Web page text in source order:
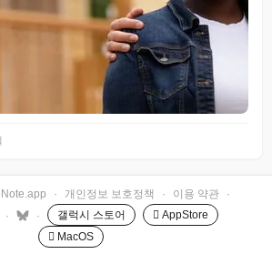
· 개인정보 보호정책 · 이용 약관
·
· · 갤럭시 스토어
 AppStore
 MacOS